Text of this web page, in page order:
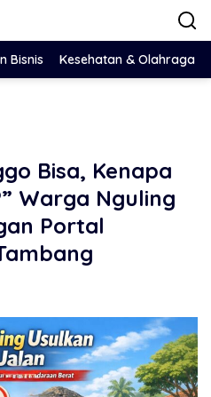
Bisnis Kesehatan & Olahraga
Bisa, Kenapa
Warga Nguling
Portal